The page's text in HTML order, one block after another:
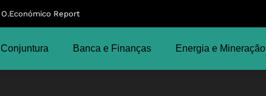
O.Económico Report
Conjuntura Banca e Finanças Energia e Mineração